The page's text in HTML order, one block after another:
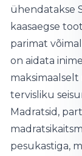
ühendatakse
kaasaegse
parimat
on aidata
maksimaalselt
tervisliku
Madratsid,
pesukastiga,